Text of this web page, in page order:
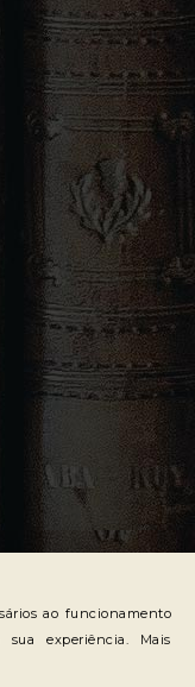
ao funcionamento
experiência. Mais